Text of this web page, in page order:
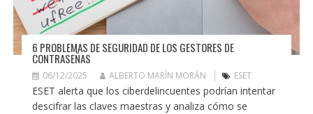
6 PROBLEMAS DE SEGURIDAD DE LOS GESTORES DE
CONTRASEÑAS
06/12/2025 ALBERTO MARÍN MORÁN ESET
ESET alerta que los ciberdelincuentes podrían intentar
descifrar las claves maestras y analiza cómo se